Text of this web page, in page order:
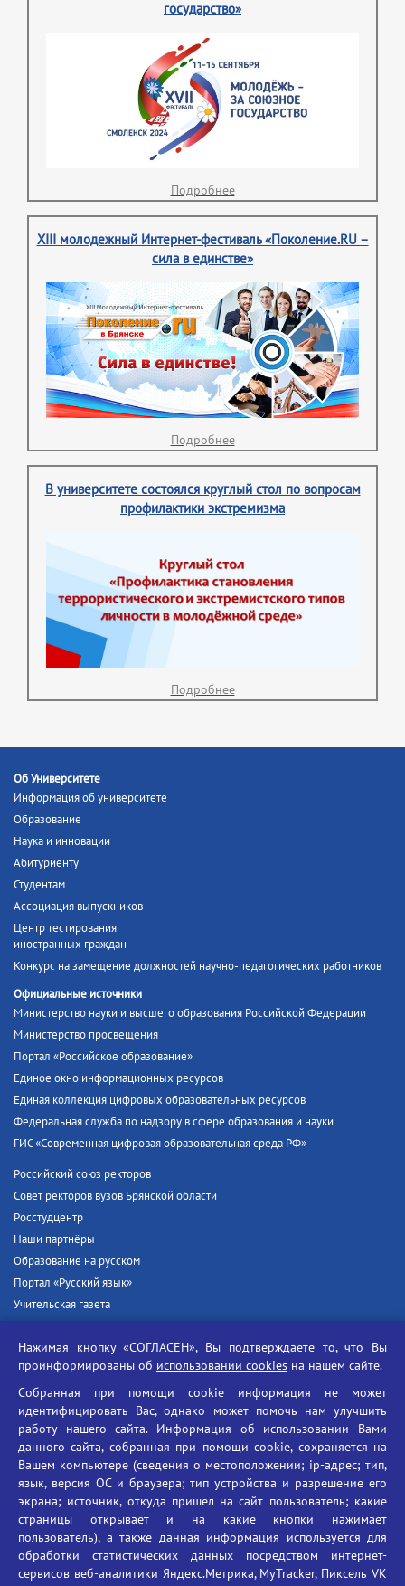
государство»
Подробнее
XIII молодежный Интернет-фестиваль «Поколение.RU –
сила в единстве»
Подробнее
В университете состоялся круглый стол по вопросам
профилактики экстремизма
Подробнее
Об Университете
Информация об университете
Образование
Наука и инновации
Абитуриенту
Студентам
Ассоциация выпускников
Центр тестирования
иностранных граждан
Конкурс на замещение должностей научно-педагогических работников
Официальные источники
Министерство науки и высшего образования Российской Федерации
Министерство просвещения
Портал «Российское образование»
Единое окно информационных ресурсов
Единая коллекция цифровых образовательных ресурсов
Федеральная служба по надзору в сфере образования и науки
ГИС «Современная цифровая образовательная среда РФ»
Российский союз ректоров
Совет ректоров вузов Брянской области
Росстудцентр
Наши партнёры
Образование на русском
Портал «Русский язык»
Учительская газета
Единый портал государственных услуг
Противодействие угрозам информационной безопасности
Социальные ролики - Генеральная прокуратура РФ
Противодействие коррупции
БГУ против наркотиков
Брянский государственный университет
имени академика И.Г. Петровского
Время работы: пн-пт 09:00-18:00
Нажимая кнопку «СОГЛАСЕН», Вы подтверждаете то, что Вы
проинформированы об использовании cookies на нашем сайте.
Собранная при помощи cookie информация не может
идентифицировать Вас, однако может помочь нам улучшить
работу нашего сайта. Информация об использовании Вами
данного сайта, собранная при помощи cookie, сохраняется на
Вашем компьютере (сведения о местоположении; ip-адрес; тип,
язык, версия ОС и браузера; тип устройства и разрешение его
экрана; источник, откуда пришел на сайт пользователь; какие
страницы открывает и на какие кнопки нажимает
пользователь), а также данная информация используется для
обработки статистических данных посредством интернет-
сервисов веб-аналитики Яндекс.Метрика, MyTracker, Пиксель VK